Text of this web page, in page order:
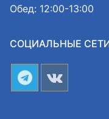
Обед: 12:00-13:00
СОЦИАЛЬНЫЕ